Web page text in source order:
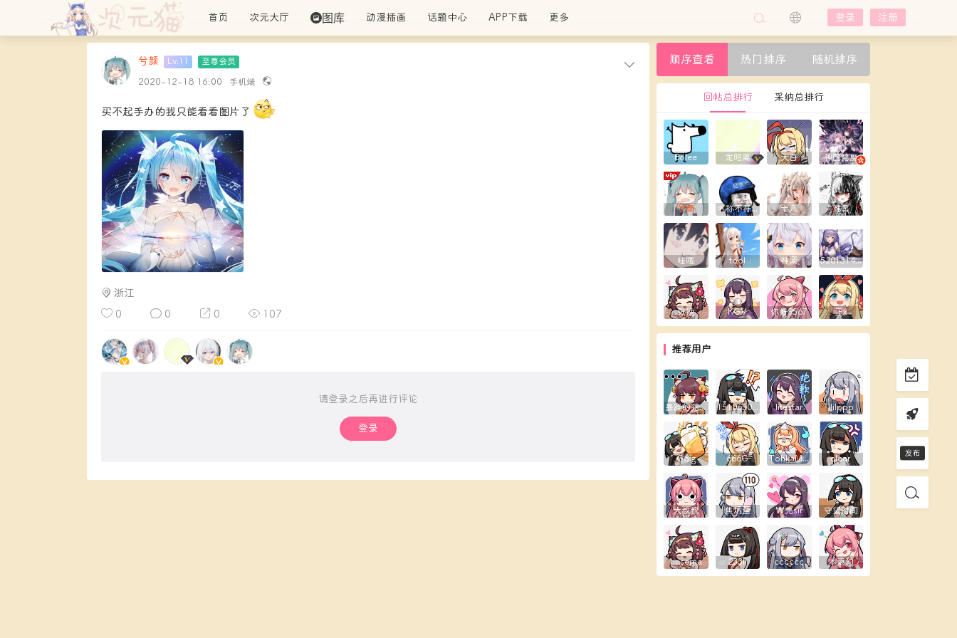
首页 次元大厅 图库 动漫插画 话题中心 APP下载 更多 登录 注册
兮颜 Lv.11 至尊会员
2020-12-18 16:00 手机端
买不起手办的我只能看看图片了
浙江
0 0 0 107
请登录之后再进行评论
登录
顺序查看 热门排序 随机排序
回帖总排行 采纳总排行
Bolee 龙昭离 大白 神圆焰魔
兮颜 名称不符合规则 十八 难言
哇哦 tool 神楽 5201314yxy
张挽 KGV 你好9567 正x
推荐用户
暴躁的花生露 1510650289 litestar ililppp
Goig 666G TohkaMine clear
大叔叔 焦炳荃 W先sir 守望时间
hasema 233li cccccc 木更幻